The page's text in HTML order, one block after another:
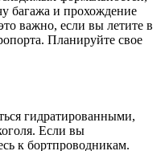
багажа и прохождение
важно, если вы летите в
Планируйте свое
гидратированными,
Если вы
к бортпроводникам.